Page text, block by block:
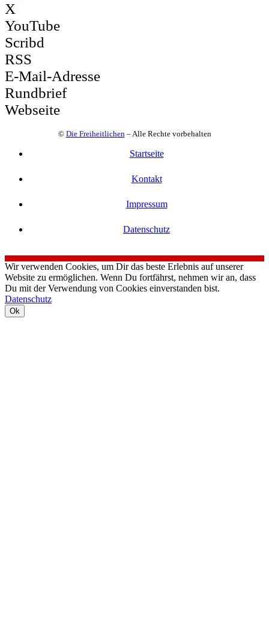
X
YouTube
Scribd
RSS
E-Mail-Adresse
Rundbrief
Webseite
© Die Freiheitlichen– Alle Rechte vorbehalten
Startseite
Kontakt
Impressum
Datenschutz
Wir verwenden Cookies, um Dir das beste Erlebnis auf unserer
Website zu ermöglichen. Wenn Du fortfährst, nehmen wir an, dass
Du mit der Verwendung von Cookies einverstanden bist.
Datenschutz
Ok